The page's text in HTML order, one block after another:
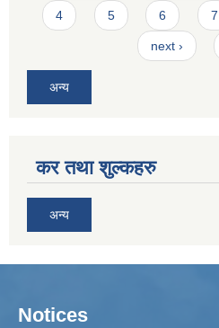
4 5 6 7
next ›
अन्य
कर तथा शुल्कहरु
अन्य
Notices